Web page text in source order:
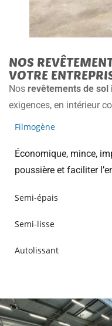
NOS
VOTRE
Nos revêtements de sol
exigences, en intérieur
Filmogène
Économique, mince,
poussière et faciliter
Semi-épais
Semi-lisse
Autolissant